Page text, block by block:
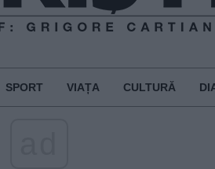
SPORT VIAȚA CULTURĂ